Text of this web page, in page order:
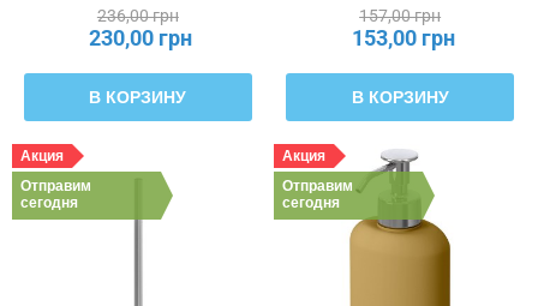
236,00 грн
230,00 грн
В КОРЗИНУ
157,00 грн
153,00 грн
В КОРЗИНУ
Акция
Отправим
сегодня
Акция
Отправим
сегодня